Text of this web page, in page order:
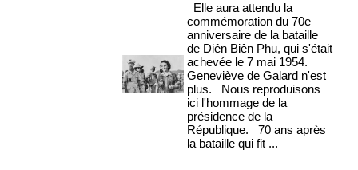
Elle aura attendu la
commémoration du 70e
anniversaire de la bataille
de Diên Biên Phu, qui s'était
achevée le 7 mai 1954.
Geneviève de Galard n'est
plus. Nous reproduisons
ici l'hommage de la
présidence de la
République. 70 ans après
la bataille qui fit ...